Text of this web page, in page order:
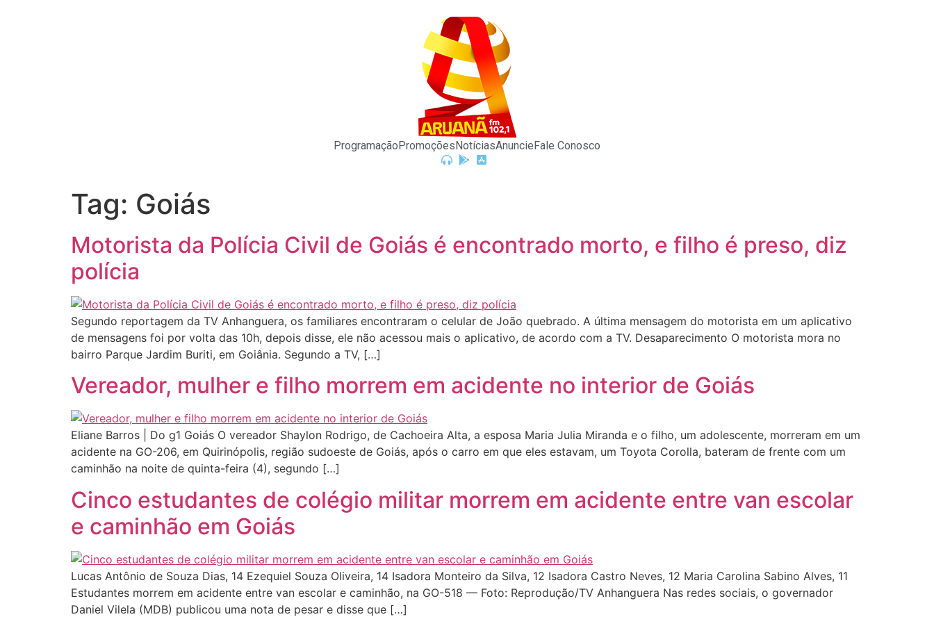
ProgramaçãoPromoçõesNotíciasAnuncieFale Conosco
Tag: Goiás
Motorista da Polícia Civil de Goiás é encontrado morto, e filho é preso, diz
polícia
Segundo reportagem da TV Anhanguera, os familiares encontraram o celular de João quebrado. A última mensagem do motorista em um aplicativo
de mensagens foi por volta das 10h, depois disse, ele não acessou mais o aplicativo, de acordo com a TV. Desaparecimento O motorista mora no
bairro Parque Jardim Buriti, em Goiânia. Segundo a TV, […]
Vereador, mulher e filho morrem em acidente no interior de Goiás
Eliane Barros | Do g1 Goiás O vereador Shaylon Rodrigo, de Cachoeira Alta, a esposa Maria Julia Miranda e o filho, um adolescente, morreram em um
acidente na GO-206, em Quirinópolis, região sudoeste de Goiás, após o carro em que eles estavam, um Toyota Corolla, bateram de frente com um
caminhão na noite de quinta-feira (4), segundo […]
Cinco estudantes de colégio militar morrem em acidente entre van escolar
e caminhão em Goiás
Lucas Antônio de Souza Dias, 14 Ezequiel Souza Oliveira, 14 Isadora Monteiro da Silva, 12 Isadora Castro Neves, 12 Maria Carolina Sabino Alves, 11
Estudantes morrem em acidente entre van escolar e caminhão, na GO-518 — Foto: Reprodução/TV Anhanguera Nas redes sociais, o governador
Daniel Vilela (MDB) publicou uma nota de pesar e disse que […]